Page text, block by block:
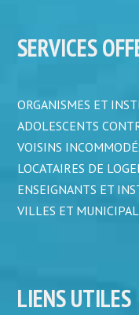
SERVICES
ORGANISMES ET
ADOLESCENTS
VOISINS
LOCATAIRES DE
ENSEIGNANTS ET
VILLES ET
LIENS UTILES